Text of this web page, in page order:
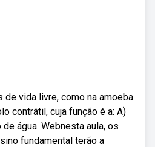
vida livre, como na amoeba
contrátil, cuja função é a: A)
água. Webnesta aula, os
fundamental terão a